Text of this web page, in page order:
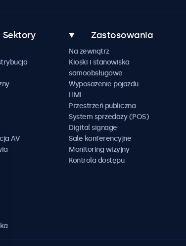
Sektory
AV
Zastosowania
Na zewnątrz
Kioski i stanowiska
samoobsługowe
Wyposażenie pojazdu
HMI
Przestrzeń publiczna
System sprzedaży (POS)
Digital signage
Sale konferencyjne
Monitoring wizyjny
Kontrola dostępu